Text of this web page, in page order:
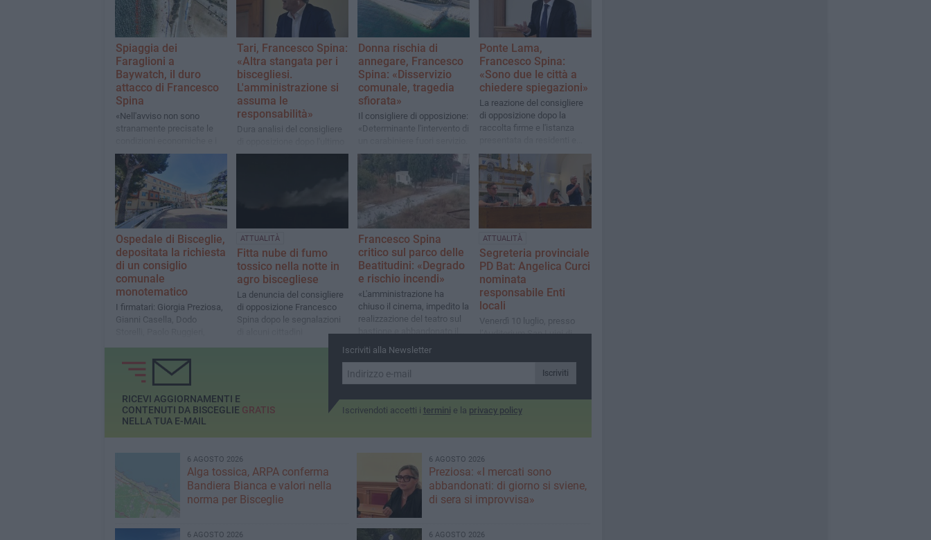
Spiaggia dei
Faraglioni a
Baywatch, il duro
attacco di Francesco
Spina
«Nell'avviso non sono
stranamente precisate le
termini. La concessione
sarà a vita?»
Tari, Francesco Spina:
«Altra stangata per i
biscegliesi.
L'amministrazione si
assuma le
responsabilità»
Dura analisi del consigliere
consiglio comunale
Donna rischia di
annegare, Francesco
Spina: «Disservizio
comunale, tragedia
sfiorata»
Il consigliere di opposizione:
«Determinante l'intervento di
Accertato l'inadempimento
dell'associazione
Baywatch»
Ponte Lama,
Francesco Spina:
«Sono due le città a
chiedere spiegazioni»
La reazione del consigliere
di opposizione dopo la
raccolta firme e l'istanza
commercianti di Trani
Ospedale di Bisceglie,
depositata la richiesta
di un consiglio
comunale
monotematico
I firmatari: Giorgia Preziosa,
Gianni Casella, Dodo
ATTUALITÀ
Fitta nube di fumo
tossico nella notte in
agro biscegliese
La denuncia del consigliere
di opposizione Francesco
Spina dopo le segnalazioni
Francesco Spina
critico sul parco delle
Beatitudini: «Degrado
e rischio incendi»
«L'amministrazione ha
chiuso il cinema, impedito la
realizzazione del teatro sul
bastione e abbandonato il
parco, chiuso anche
d'estate»
ATTUALITÀ
Segreteria provinciale
PD Bat: Angelica Curci
nominata
responsabile Enti
locali
Venerdì 10 luglio, presso
l’Auditorium San Luigi di
Iscriviti alla Newsletter
Iscriviti
Iscrivendoti accetti i termini e la privacy policy
RICEVI AGGIORNAMENTI E
CONTENUTI DA BISCEGLIE GRATIS
NELLA TUA E-MAIL
6 AGOSTO 2026
Alga tossica, ARPA conferma
Bandiera Bianca e valori nella
norma per Bisceglie
6 AGOSTO 2026
Preziosa: «I mercati sono
abbandonati: di giorno si sviene,
di sera si improvvisa»
6 AGOSTO 2026 6 AGOSTO 2026